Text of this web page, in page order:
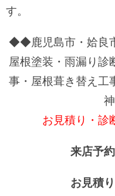
す。
◆◆鹿児島市・姶良
屋根塗装・雨漏り診
事・屋根葺き替え工
お見積り・診
来店予
お見積